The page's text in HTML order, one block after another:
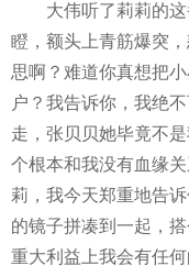
大伟听了莉莉的这
瞪，额头上青筋爆突
思啊？难道你真想把
户？我告诉你，我绝
走，张贝贝她毕竟不
个根本和我没有血缘
莉，我今天郑重地告
的镜子拼凑到一起，
重大利益上我会有任